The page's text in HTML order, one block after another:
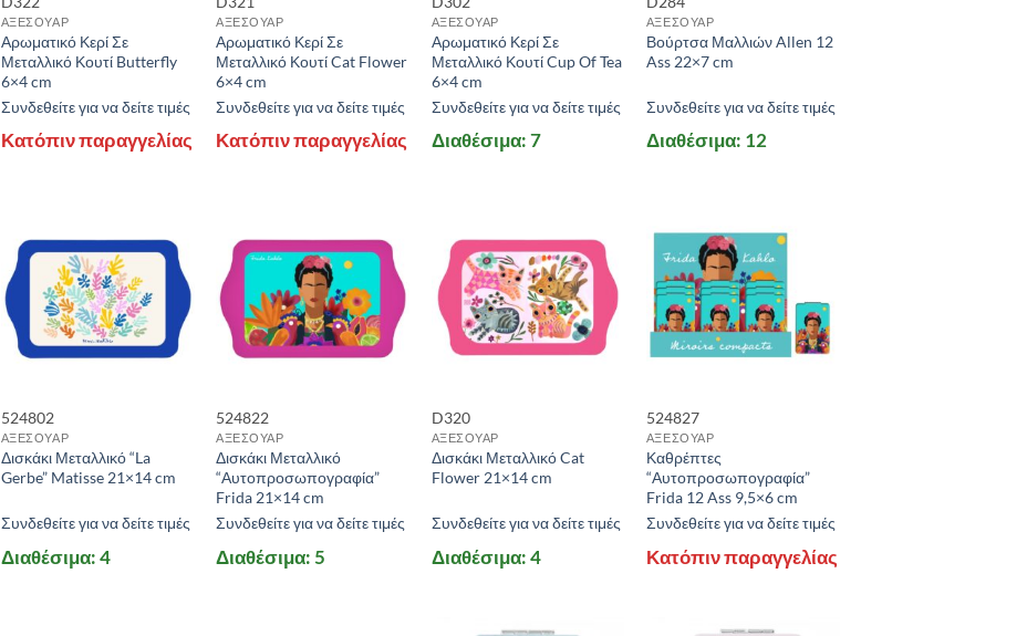
Price:
ΑΞΕΣΟΥΑΡ
Αρωματικό Κερί Σε
Μεταλλικό Κουτί Butterfly
6×4 cm
Συνδεθείτε για να δείτε τιμές
Κατόπιν παραγγελίας
ΑΞΕΣΟΥΑΡ
Αρωματικό Κερί Σε
Μεταλλικό Κουτί Cat Flower
6×4 cm
Συνδεθείτε για να δείτε τιμές
Κατόπιν παραγγελίας
ΑΞΕΣΟΥΑΡ
Αρωματικό Κερί Σε
Μεταλλικό Κουτί Cup Of Tea
6×4 cm
Συνδεθείτε για να δείτε τιμές
Διαθέσιμα: 7
ΑΞΕΣΟΥΑΡ
Βούρτσα Μαλλιών Allen 12
Ass 22×7 cm
Συνδεθείτε για να δείτε τιμές
Διαθέσιμα: 12
524802
ΑΞΕΣΟΥΑΡ
Δισκάκι Μεταλλικό “La
Gerbe” Matisse 21×14 cm
Συνδεθείτε για να δείτε τιμές
Διαθέσιμα: 4
524822
ΑΞΕΣΟΥΑΡ
Δισκάκι Μεταλλικό
“Αυτοπροσωπογραφία”
Frida 21×14 cm
Συνδεθείτε για να δείτε τιμές
Διαθέσιμα: 5
D320
ΑΞΕΣΟΥΑΡ
Δισκάκι Μεταλλικό Cat
Flower 21×14 cm
Συνδεθείτε για να δείτε τιμές
Διαθέσιμα: 4
524827
ΑΞΕΣΟΥΑΡ
Καθρέπτες
“Αυτοπροσωπογραφία”
Frida 12 Ass 9,5×6 cm
Συνδεθείτε για να δείτε τιμές
Κατόπιν παραγγελίας